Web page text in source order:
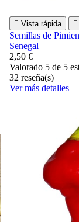
 Vista rápida 
Semillas de
Senegal
2,50 €
Valorado 5 de 5
32 reseña(s)
Ver más detalles